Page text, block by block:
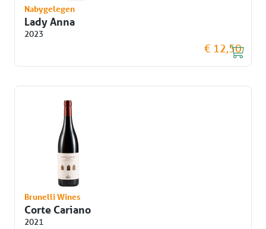
Nabygelegen
Lady Anna
2023
€ 12,50
Brunelli Wines
Corte Cariano
2021